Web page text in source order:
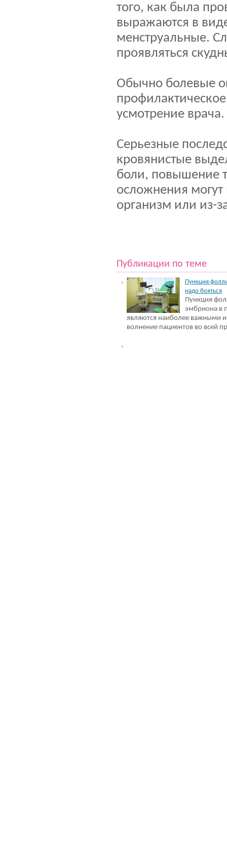
того, как была
выражаются в
менструальные.
проявляться
Обычно болевые
усмотрение врача.
Серьезные
кровянистые
боли, повышение
осложнения
организм или из-
Публикации по теме
Пункция
надо бояться
Пункция
эмбриона в
являются наиболее важными
волнение пациентов во всей